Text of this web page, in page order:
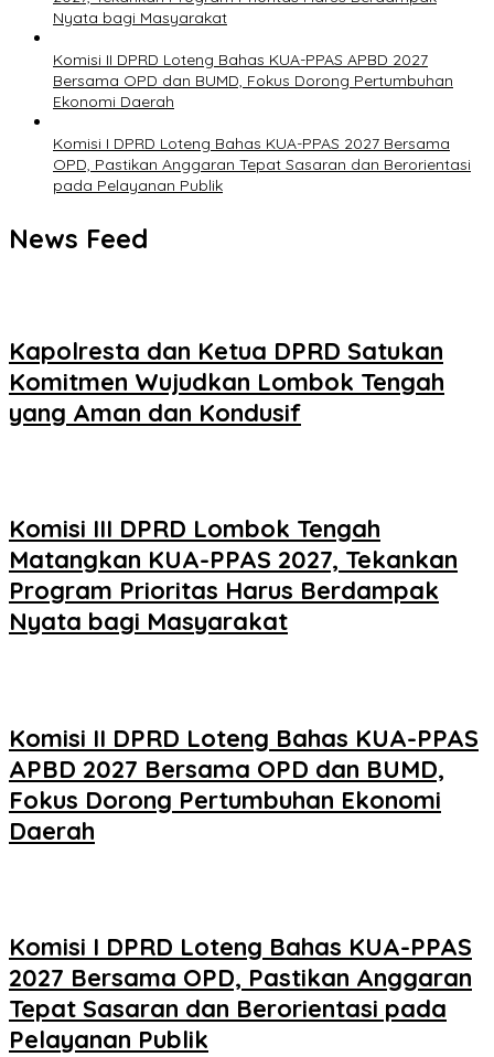
Nyata bagi Masyarakat
Komisi II DPRD Loteng Bahas KUA-PPAS APBD 2027
Bersama OPD dan BUMD, Fokus Dorong Pertumbuhan
Ekonomi Daerah
Komisi I DPRD Loteng Bahas KUA-PPAS 2027 Bersama
OPD, Pastikan Anggaran Tepat Sasaran dan Berorientasi
pada Pelayanan Publik
News Feed
Kapolresta dan Ketua DPRD Satukan
Komitmen Wujudkan Lombok Tengah
yang Aman dan Kondusif
Komisi III DPRD Lombok Tengah
Matangkan KUA-PPAS 2027, Tekankan
Program Prioritas Harus Berdampak
Nyata bagi Masyarakat
Komisi II DPRD Loteng Bahas KUA-PPAS
APBD 2027 Bersama OPD dan BUMD,
Fokus Dorong Pertumbuhan Ekonomi
Daerah
Komisi I DPRD Loteng Bahas KUA-PPAS
2027 Bersama OPD, Pastikan Anggaran
Tepat Sasaran dan Berorientasi pada
Pelayanan Publik